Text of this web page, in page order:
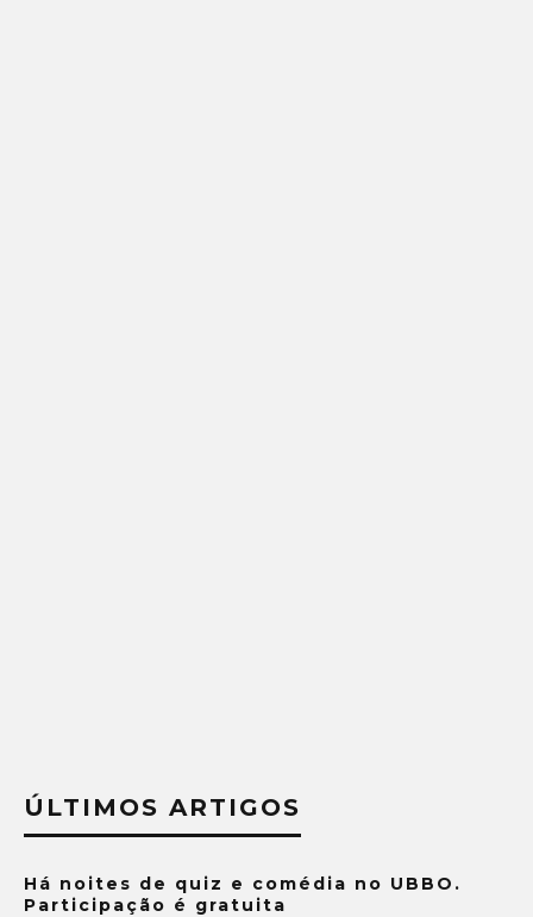
ÚLTIMOS ARTIGOS
Há noites de quiz e comédia no UBBO.
Participação é gratuita